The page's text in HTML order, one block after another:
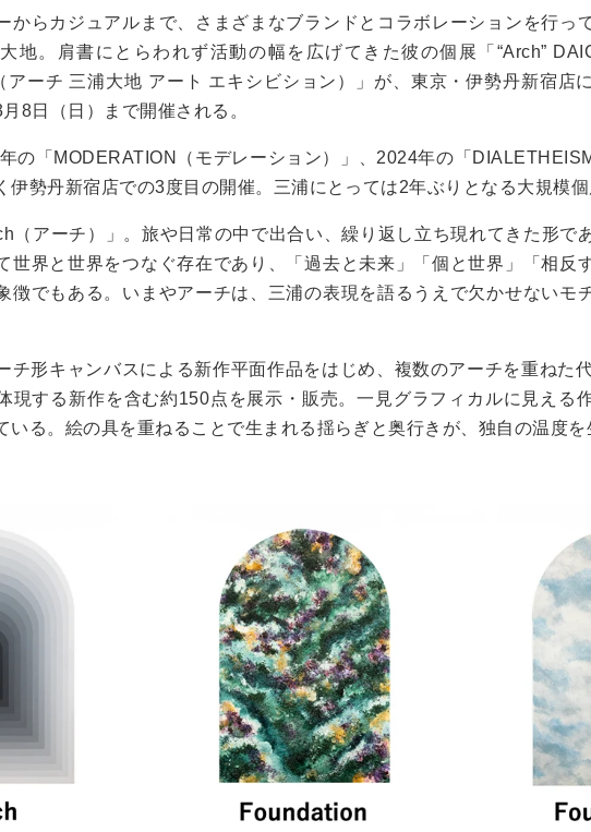
からカジュアルまで、さまざまなブランドとコラボレーションを行っ
地。肩書にとらわれず活動の幅を広げてきた彼の個展「“Arch”
アーチ 三浦大地 アート エキシビション）」が、東京・伊勢丹新宿店
8日（日）まで開催される。
の「MODERATION（モデレーション）」、2024年の「
伊勢丹新宿店での3度目の開催。三浦にとっては2年ぶりとなる大規模個
（アーチ）」。旅や日常の中で出合い、繰り返し立ち現れてきた形で
世界と世界をつなぐ存在であり、「過去と未来」「個と世界」「相反
徴でもある。いまやアーチは、三浦の表現を語るうえで欠かせないモ
チ形キャンバスによる新作平面作品をはじめ、複数のアーチを重ねた
現する新作を含む約150点を展示・販売。一見グラフィカルに見える
いる。絵の具を重ねることで生まれる揺らぎと奥行きが、独自の温度を